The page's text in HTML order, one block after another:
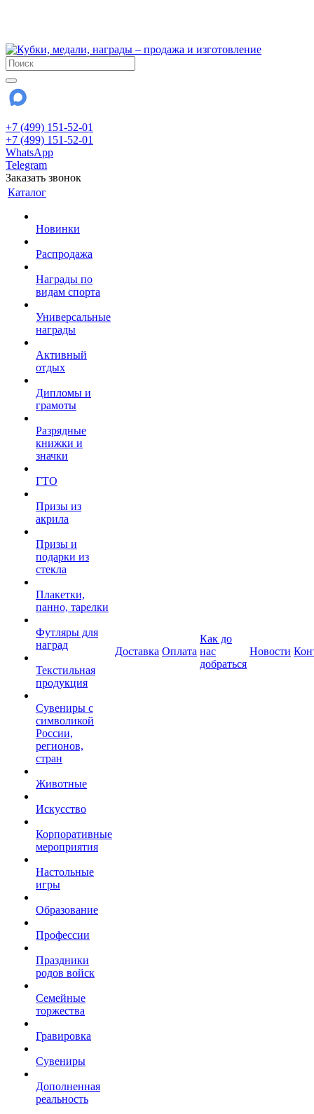
+7 (499) 151-52-01
+7 (499) 151-52-01
WhatsApp
Telegram
Заказать звонок
Каталог
Новинки
Распродажа
Награды по
видам спорта
Универсальные
награды
Активный
отдых
Дипломы и
грамоты
Разрядные
книжки и
значки
ГТО
Призы из
акрила
Призы и
подарки из
стекла
Плакетки,
панно, тарелки
Футляры для
наград
Текстильная
продукция
Сувениры с
символикой
России,
регионов,
стран
Животные
Искусство
Корпоративные
мероприятия
Настольные
игры
Образование
Профессии
Праздники
родов войск
Семейные
торжества
Гравировка
Сувениры
Дополненная
реальность
Доставка Оплата
Как до
нас
добраться
Новости